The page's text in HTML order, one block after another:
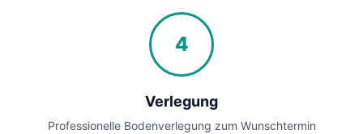
4
Verlegung
Professionelle Bodenverlegung zum Wunschtermin